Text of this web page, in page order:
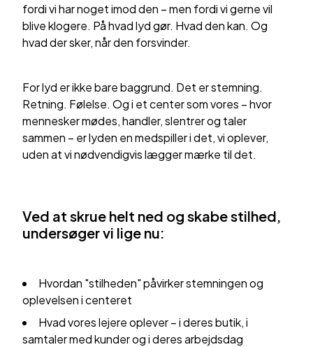
fordi vi har noget imod den – men fordi vi gerne vil
blive klogere. På hvad lyd gør. Hvad den kan. Og
hvad der sker, når den forsvinder.
For lyd er ikke bare baggrund. Det er stemning.
Retning. Følelse. Og i et center som vores – hvor
mennesker mødes, handler, slentrer og taler
sammen – er lyden en medspiller i det, vi oplever,
uden at vi nødvendigvis lægger mærke til det.
Ved at skrue helt ned og skabe stilhed,
undersøger vi lige nu:
Hvordan "stilheden" påvirker stemningen og
oplevelsen i centeret
Hvad vores lejere oplever – i deres butik, i
samtaler med kunder og i deres arbejdsdag